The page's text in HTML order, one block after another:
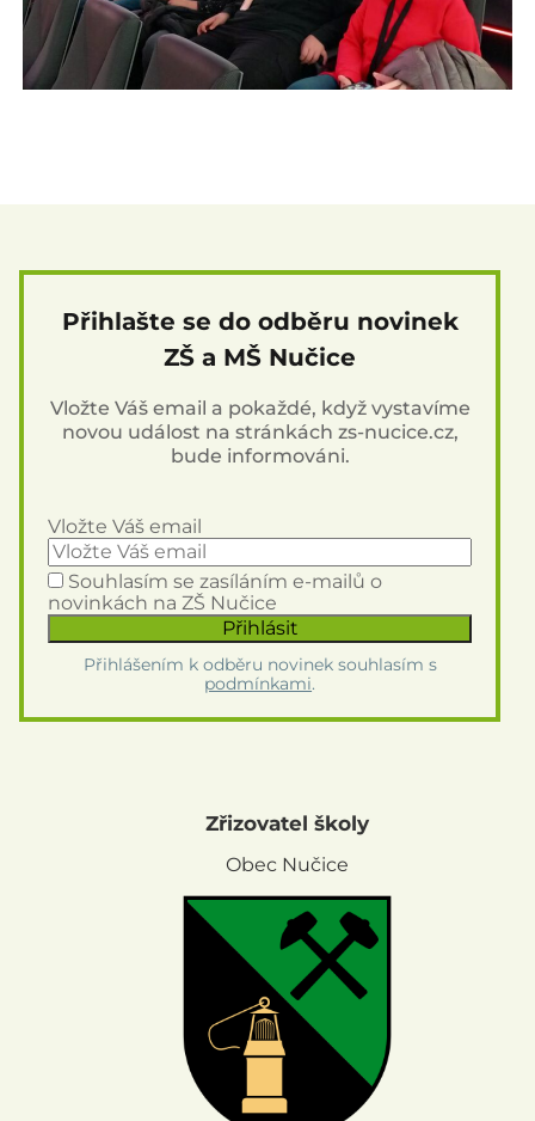
Přihlašte se do odběru novinek
ZŠ a MŠ Nučice
Vložte Váš email a pokaždé, když vystavíme
novou událost na stránkách zs-nucice.cz,
bude informováni.
Vložte Váš email
Souhlasím se zasíláním e-mailů o
novinkách na ZŠ Nučice
Přihlášením k odběru novinek souhlasím s
podmínkami.
Zřizovatel školy
Obec Nučice